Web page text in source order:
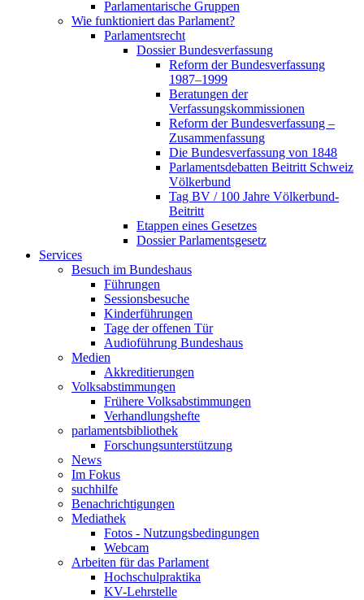
Parlamentarische Gruppen
Wie funktioniert das Parlament?
Parlamentsrecht
Dossier Bundesverfassung
Reform der Bundesverfassung
1987–1999
Beratungen der
Verfassungskommissionen
Reform der Bundesverfassung –
Zusammenfassung
Die Bundesverfassung von 1848
Parlamentsdebatten Beitritt Schweiz
Völkerbund
Tag BV / 100 Jahre Völkerbund-
Beitritt
Etappen eines Gesetzes
Dossier Parlamentsgesetz
Services
Besuch im Bundeshaus
Führungen
Sessionsbesuche
Kinderführungen
Tage der offenen Tür
Audioführung Bundeshaus
Medien
Akkreditierungen
Volksabstimmungen
Frühere Volksabstimmungen
Verhandlungshefte
parlamentsbibliothek
Forschungsunterstützung
News
Im Fokus
suchhilfe
Benachrichtigungen
Mediathek
Fotos - Nutzungsbedingungen
Webcam
Arbeiten für das Parlament
Hochschulpraktika
KV-Lehrstelle